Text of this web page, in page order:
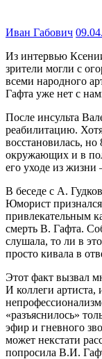
Иван Габович
Из интервью
зрители могли с
всеми народного
Гафта уже нет с
После инсульта
реабилитацию.
восстановилась,
окружающих и в
его уходе из жизни
В беседе с А.
Юморист признался
привлекательным
смерть В. Гафта.
слушала, то ли в
просто кивала в
Этот факт вызвал
И коллеги
«разъяснилось»
эфир и гневного
может некстати
попросила В.И.